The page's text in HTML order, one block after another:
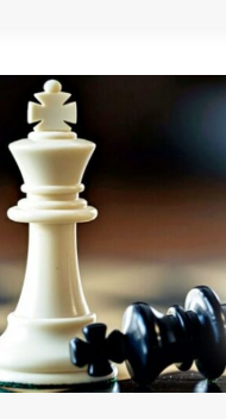
EST
DIAGNOSTIQUÉ
COMME
SOUFFRANT
DE
TDAH,
SELON
LES
CDC
MAIS
POURQUOI
?